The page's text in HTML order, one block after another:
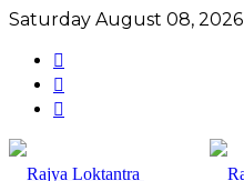
Saturday August 08, 2026